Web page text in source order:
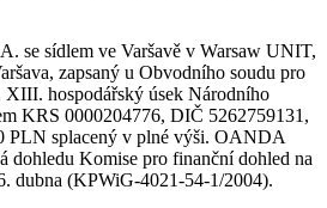
se sídlem ve Varšavě v Warsaw UNIT,
zapsaný u Obvodního soudu pro
XIII. hospodářský úsek Národního
KRS 0000204776, DIČ 5262759131,
PLN splacený v plné výši. OANDA
dohledu Komise pro finanční dohled na
dubna (KPWiG-4021-54-1/2004).